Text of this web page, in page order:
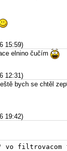
15:59)
elnino čučím
12:31)
bych se chtěl
19:42)
vo filtrovacom